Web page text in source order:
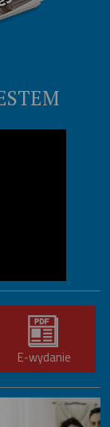
E-wydanie